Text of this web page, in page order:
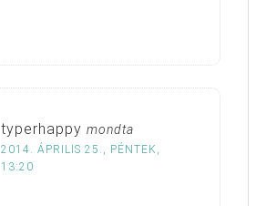
typerhappy mondta
2014. ÁPRILIS 25., PÉNTEK,
13:20